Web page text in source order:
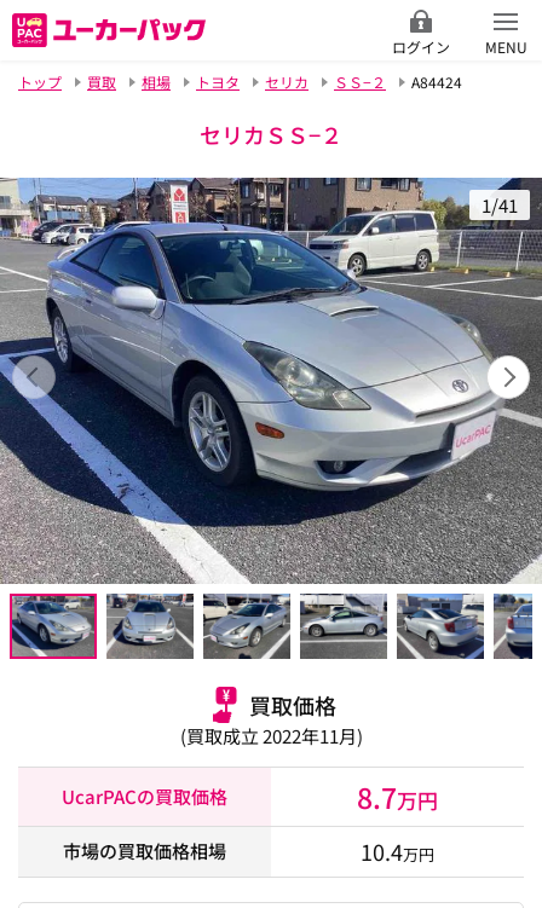
ログイン
MENU
トップ
買取 相場 トヨタ セリカ ＳＳ−２ A84424
セリカＳＳ−２
1/41
買取価格
(買取成立 2022年11月)
UcarPACの買取価格 8.7万円
市場の買取価格相場 10.4万円